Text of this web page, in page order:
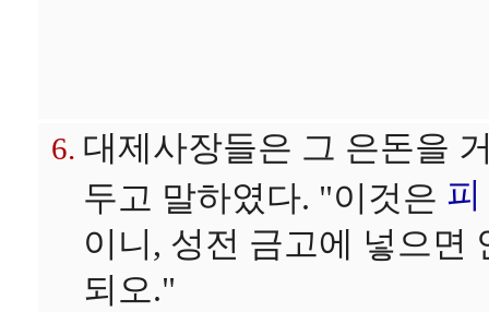
대제사장들은 그 은돈을
두고 말하였다. "이것은 피
이니, 성전 금고에 넣으면
되오."